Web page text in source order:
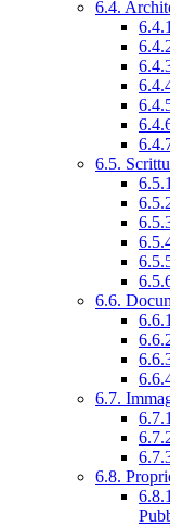
6.4.
6.5.
6.6.
6.7.
6.8.